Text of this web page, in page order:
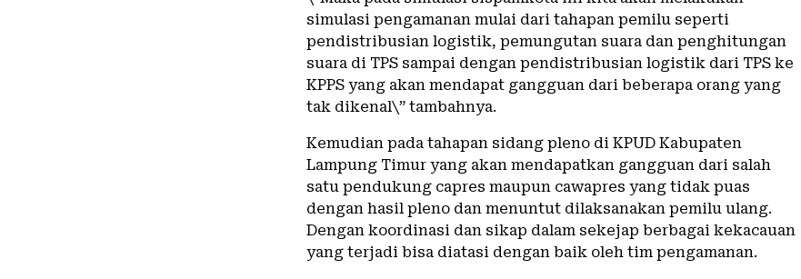
simulasi pengamanan mulai dari tahapan pemilu seperti
pendistribusian logistik, pemungutan suara dan penghitungan
suara di TPS sampai dengan pendistribusian logistik dari TPS ke
KPPS yang akan mendapat gangguan dari beberapa orang yang
tak dikenal\” tambahnya.
Kemudian pada tahapan sidang pleno di KPUD Kabupaten
Lampung Timur yang akan mendapatkan gangguan dari salah
satu pendukung capres maupun cawapres yang tidak puas
dengan hasil pleno dan menuntut dilaksanakan pemilu ulang.
Dengan koordinasi dan sikap dalam sekejap berbagai kekacauan
yang terjadi bisa diatasi dengan baik oleh tim pengamanan.